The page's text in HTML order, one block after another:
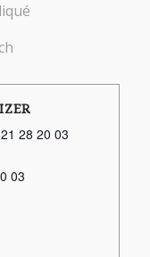
28 20 03
03